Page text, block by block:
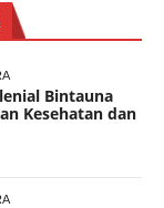
Bintauna
Kesehatan dan